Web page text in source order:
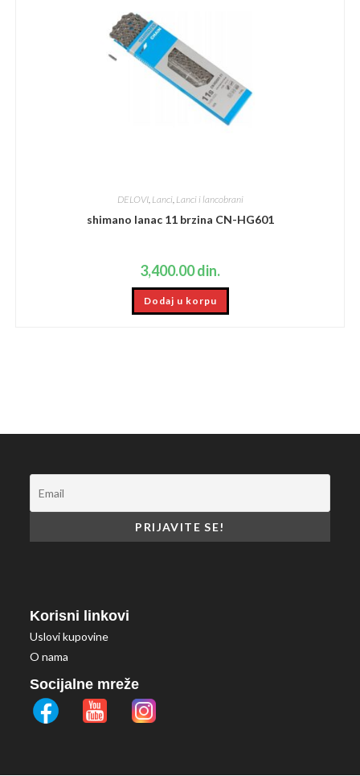
DELOVI, Lanci, Lanci i lancobrani
shimano lanac 11 brzina CN-HG601
3,400.00din.
Dodaj u korpu
Korisni linkovi
Uslovi kupovine
O nama
Socijalne mreže